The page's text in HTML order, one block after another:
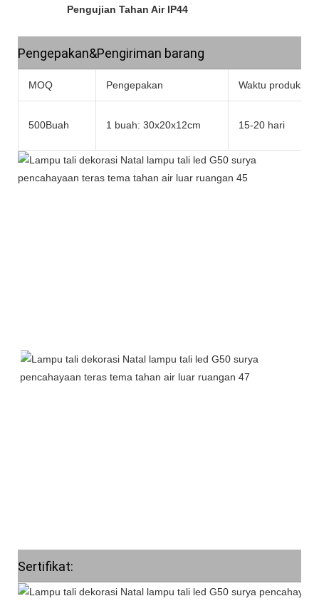
Pengujian Tahan Air IP44
Pengepakan&Pengiriman barang
MOQ Pengepakan Waktu produksi
500Buah 1 buah: 30x20x12cm 15-20 hari
Sertifikat: